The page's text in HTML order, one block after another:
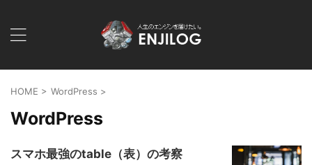
HOME > WordPress >
WordPress
スマホ最強のtable（表）の考察